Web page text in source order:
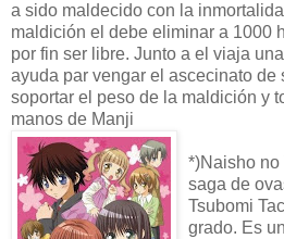
a sido maldecido con la
maldición el debe eliminar a 1000
por fin ser libre. Junto a el viaja
ayuda par vengar el ascecinato de
soportar el peso de la maldición y
manos de Manji
*)Naisho no
saga de
Tsubomi
grado. Es